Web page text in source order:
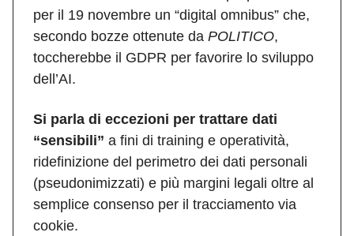
per il 19 novembre un “digital omnibus” che,
secondo bozze ottenute da POLITICO,
toccherebbe il GDPR per favorire lo sviluppo
dell’AI.
Si parla di eccezioni per trattare dati
“sensibili” a fini di training e operatività,
ridefinizione del perimetro dei dati personali
(pseudonimizzati) e più margini legali oltre al
semplice consenso per il tracciamento via
cookie.